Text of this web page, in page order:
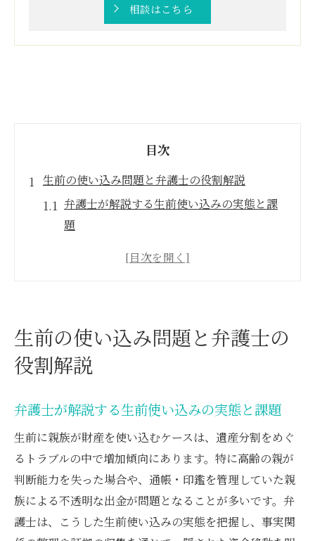
相談はこちら
目次
生前の使い込み問題と弁護士の役割解説
弁護士が解説する生前使い込みの実態と課
題
遺産使い込みの定義と弁護士の視点で考え
遺産使い込みを早期発見する弁護士の役割
とは
ク
証拠集めから始める遺産分割の実践術
弁護士視点で有効な証拠集めの進め方
遺産使い込みの証明に不可欠な通帳記録と
弁護士の助言
弁護士と進める親族間の取引明細徹底検証
生前の使い込み問題と弁護士の
役割解説
弁護士が解説する生前使い込みの実態と課題
生前に親族が財産を使い込むケースは、遺産分割をめぐ
るトラブルの中で増加傾向にあります。特に高齢の親が
判断能力を失った場合や、通帳・印鑑を管理していた親
族による不透明な出金が問題となることが多いです。弁
護士は、こうした生前使い込みの実態を把握し、事実関